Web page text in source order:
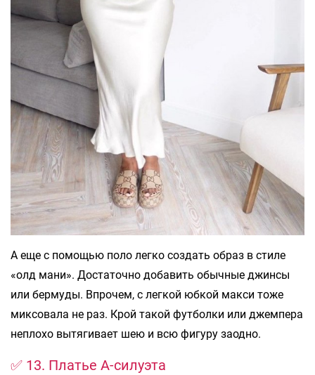
А еще с помощью поло легко создать образ в стиле
«олд мани». Достаточно добавить обычные джинсы
или бермуды. Впрочем, с легкой юбкой макси тоже
миксовала не раз. Крой такой футболки или джемпера
неплохо вытягивает шею и всю фигуру заодно.
✅ 13. Платье А-силуэта